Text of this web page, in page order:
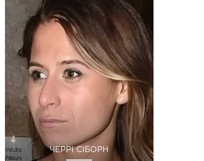
ЧЕРРІ СІБОРН